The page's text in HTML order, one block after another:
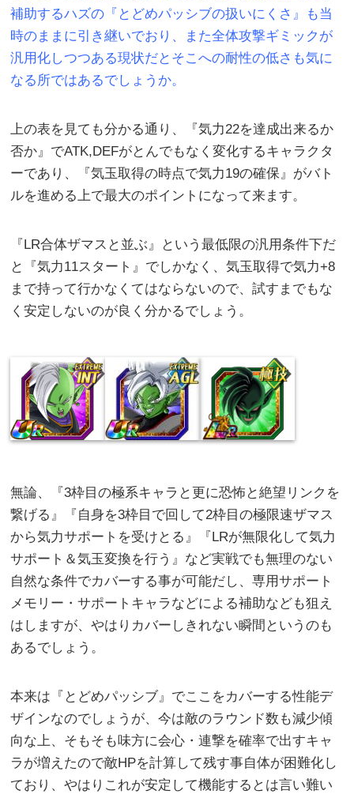
補助するハズの『とどめパッシブの扱いにくさ』も当
時のままに引き継いでおり、また全体攻撃ギミックが
汎用化しつつある現状だとそこへの耐性の低さも気に
なる所ではあるでしょうか。
上の表を見ても分かる通り、『気力22を達成出来るか
否か』でATK,DEFがとんでもなく変化するキャラクタ
ーであり、『気玉取得の時点で気力19の確保』がバト
ルを進める上で最大のポイントになって来ます。
『LR合体ザマスと並ぶ』という最低限の汎用条件下だ
と『気力11スタート』でしかなく、気玉取得で気力+8
まで持って行かなくてはならないので、試すまでもな
く安定しないのが良く分かるでしょう。
無論、『3枠目の極系キャラと更に恐怖と絶望リンクを
繋げる』『自身を3枠目で回して2枠目の極限速ザマス
から気力サポートを受けとる』『LRが無限化して気力
サポート＆気玉変換を行う』など実戦でも無理のない
自然な条件でカバーする事が可能だし、専用サポート
メモリー・サポートキャラなどによる補助なども狙え
はしますが、やはりカバーしきれない瞬間というのも
あるでしょう。
本来は『とどめパッシブ』でここをカバーする性能デ
ザインなのでしょうが、今は敵のラウンド数も減少傾
向な上、そもそも味方に会心・連撃を確率で出すキャ
ラが増えたので敵HPを計算して残す事自体が困難化し
ており、やはりこれが安定して機能するとは言い難い